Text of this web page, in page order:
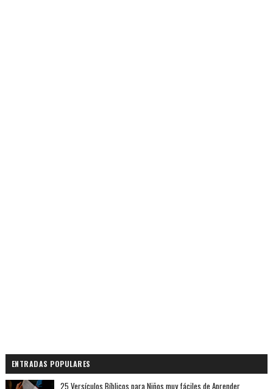
ENTRADAS POPULARES
25 Versículos Bíblicos para Niños muy fáciles de Aprender